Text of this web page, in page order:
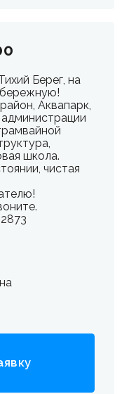
Берег, на
Аквапарк,
администрации
школа.
чистая